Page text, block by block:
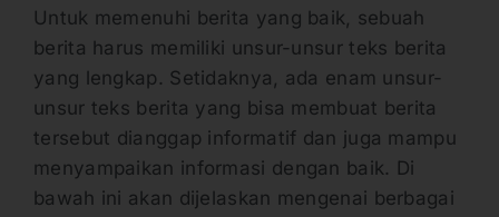
Untuk memenuhi berita yang baik, sebuah
berita harus memiliki unsur-unsur teks berita
yang lengkap. Setidaknya, ada enam unsur-
unsur teks berita yang bisa membuat berita
tersebut dianggap informatif dan juga mampu
menyampaikan informasi dengan baik. Di
bawah ini akan dijelaskan mengenai berbagai